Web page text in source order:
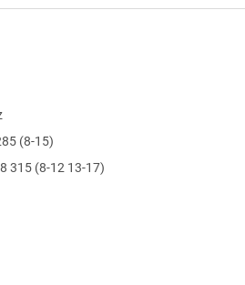
l
p
v
(8-15)
315 (8-12 13-17)